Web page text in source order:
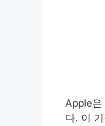
Apple은
다. 이